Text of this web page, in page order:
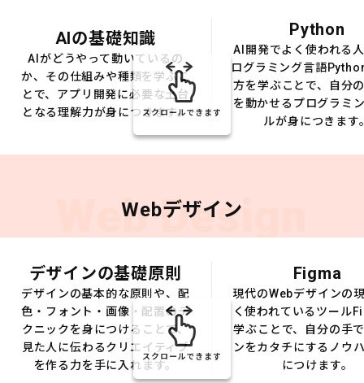
AIの基礎知識
AIがどうやって動いているの
か、その仕組みや種類を学ぶこ
とで、アプリ開発に必要な土台
となる理解力が身につきます。
Python
AI開発でよく使われる
ログラミング言語
方を学ぶことで、自分
を動かせるプログラミ
ルが身につきます
スクロールできます
Web Design
Webデザイン
デザインの基礎原則
デザインの基本的な原則や、配
色・フォント・画像・配置のテ
クニックを身につけることで、
見た人に伝わるクリエイティブ
を作る力を手に入れます。
Figma
現代のWebデザインの
く使われているツール
学ぶことで、自分の手
ンをカタチにするノウ
につけます。
スクロールできます